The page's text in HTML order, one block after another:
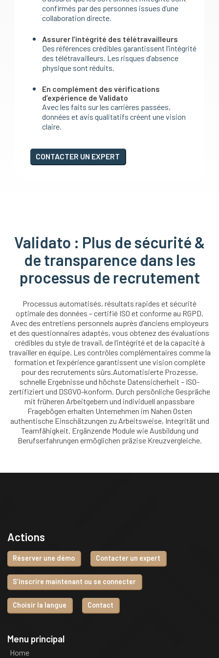
confirmés par des personnes issues d’une
collaboration directe.
Assurer l’intégrité des télétravailleurs
Des références crédibles garantissent l’intégrité
des télétravailleurs. Les risques d’absence
physique sont réduits.
En complément des vérifications
d’expérience de Validato
Avec les faits sur les carrières passées,
données et avis qualitatifs créent une vision
claire.
CONTACTER UN EXPERT
Validato : Plus de sécurité &
de transparence dans les
processus de recrutement
Processus automatisés, résultats rapides et sécurité
optimale des données – certifié ISO et conforme au RGPD.
Avec des entretiens personnels auprès d’anciens employeurs
et des questionnaires adaptés, vous obtenez des évaluations
crédibles du style de travail, de l’intégrité et de la capacité à
travailler en équipe. Les contrôles complémentaires comme la
formation et l’expérience garantissent une vision complète
pour des recrutements sûrs.Automatisierte Prozesse,
schnelle Ergebnisse und höchste Datensicherheit – ISO-
zertifiziert und DSGVO-konform. Durch persönliche Gespräche
mit früheren Arbeitgebern und individuell anpassbare
Fragebögen erhalten Unternehmen im Nahen Osten
authentische Einschätzungen zu Arbeitsweise, Integrität und
Teamfähigkeit. Ergänzende Module wie Ausbildung und
Berufserfahrungen ermöglichen präzise Kreuzvergleiche.
Actions
Réserver une démo Contacter un expert
S’inscrire maintenant ou se connecter
Choisir la langue Contact
Menu principal
Home